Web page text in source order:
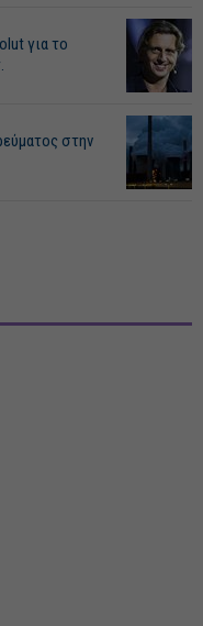
για το
στην